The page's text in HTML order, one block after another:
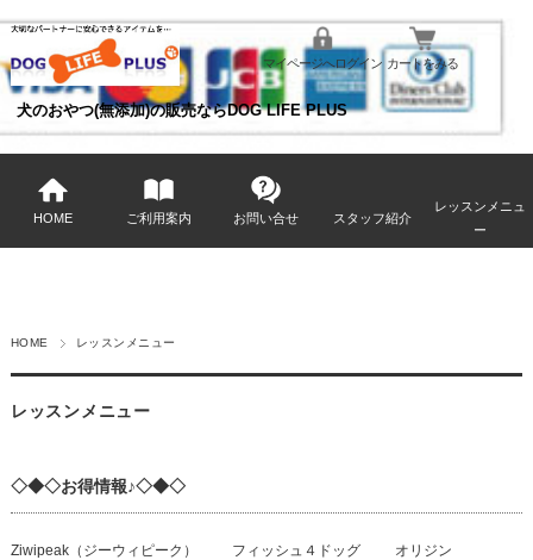
犬のおやつ(無添加)の販売ならDOG LIFE PLUS
マイページへログイン カートをみる
HOME ご利用案内 お問い合せ スタッフ紹介
レッスンメニュ
ー
HOME レッスンメニュー
レッスンメニュー
◇◆◇お得情報♪◇◆◇
Ziwipeak（ジーウィピーク） フィッシュ４ドッグ
オリジン